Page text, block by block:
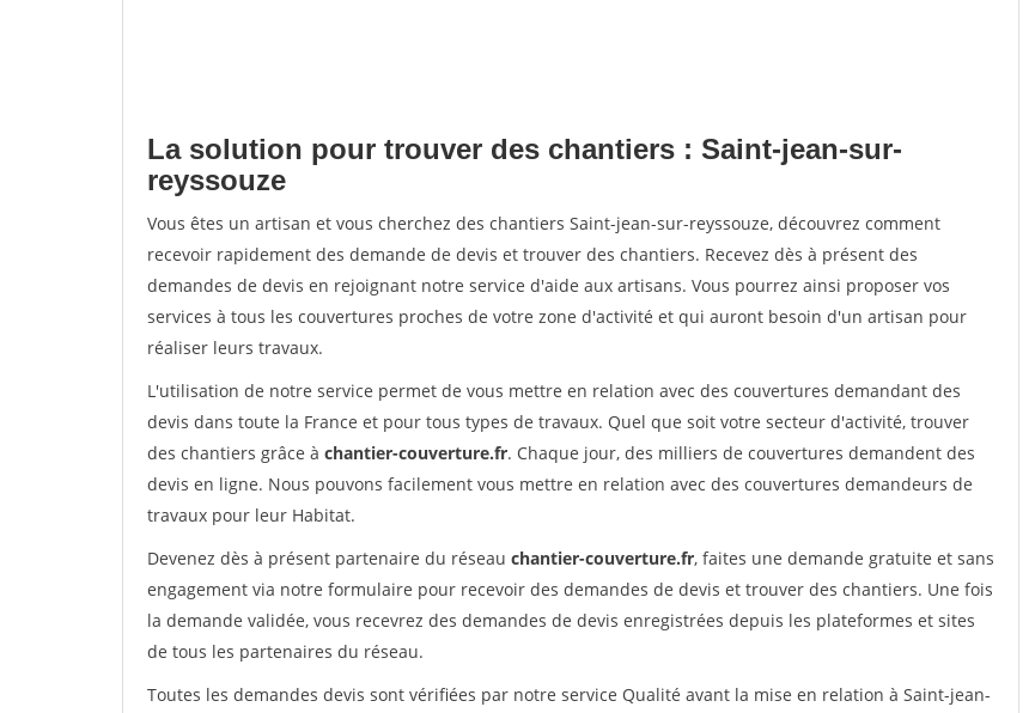
La solution pour trouver des chantiers : Saint-jean-sur-
reyssouze
Vous êtes un artisan et vous cherchez des chantiers Saint-jean-sur-reyssouze, découvrez comment
recevoir rapidement des demande de devis et trouver des chantiers. Recevez dès à présent des
demandes de devis en rejoignant notre service d'aide aux artisans. Vous pourrez ainsi proposer vos
services à tous les couvertures proches de votre zone d'activité et qui auront besoin d'un artisan pour
réaliser leurs travaux.
L'utilisation de notre service permet de vous mettre en relation avec des couvertures demandant des
devis dans toute la France et pour tous types de travaux. Quel que soit votre secteur d'activité, trouver
des chantiers grâce à chantier-couverture.fr. Chaque jour, des milliers de couvertures demandent des
devis en ligne. Nous pouvons facilement vous mettre en relation avec des couvertures demandeurs de
travaux pour leur Habitat.
Devenez dès à présent partenaire du réseau chantier-couverture.fr, faites une demande gratuite et sans
engagement via notre formulaire pour recevoir des demandes de devis et trouver des chantiers. Une fois
la demande validée, vous recevrez des demandes de devis enregistrées depuis les plateformes et sites
de tous les partenaires du réseau.
Toutes les demandes devis sont vérifiées par notre service Qualité avant la mise en relation à Saint-jean-